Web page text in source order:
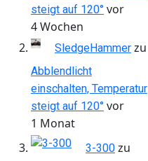
steigt auf 120° vor
4 Wochen
SledgeHammer zu
Abblendlicht
einschalten, Temperatur
steigt auf 120° vor
1 Monat
3-300 zu